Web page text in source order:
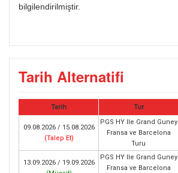
bilgilendirilmiştir.
Tarih Alternatifi
Tarih Tur
09.08.2026 / 15.08.2026
(Talep Et)
PGS HY Ile Grand Guney
Fransa ve Barcelona
Turu
13.09.2026 / 19.09.2026
PGS HY Ile Grand Guney
Fransa ve Barcelona